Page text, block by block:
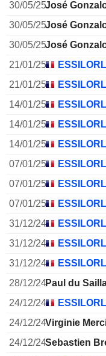
30/05/25José
30/05/25José
30/05/25José
21/01/25
21/01/25
14/01/25
14/01/25
14/01/25
07/01/25
07/01/25
07/01/25
31/12/24
31/12/24
31/12/24
28/12/24Paul du
24/12/24
24/12/24Virginie
24/12/24Sebastien